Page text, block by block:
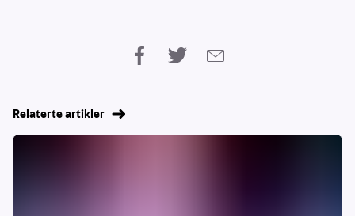
Relaterte artikler